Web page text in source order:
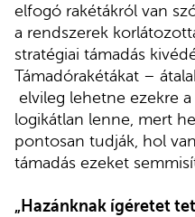
elfogó rakétákról van
a rendszerek
stratégiai támadás
Támadórakétákat –
elvileg lehetne ezekre
logikátlan lenne, mert
pontosan tudják, hol
támadás ezeket
„Hazánknak ígéretet